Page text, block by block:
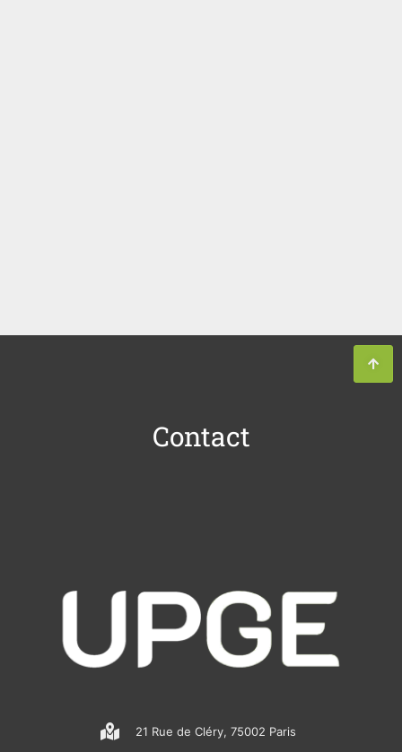
Contact
21 Rue de Cléry, 75002 Paris